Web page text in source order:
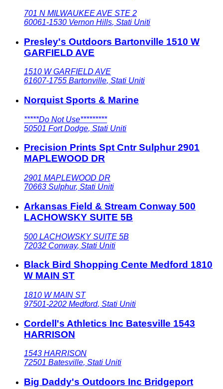
701 N MILWAUKEE AVE STE 2
60061-1530 Vernon Hills, Stati Uniti
Presley's Outdoors Bartonville 1510 W
GARFIELD AVE
1510 W GARFIELD AVE
61607-1755 Bartonville, Stati Uniti
Norquist Sports & Marine
*****Do Not Use*********
50501 Fort Dodge, Stati Uniti
Precision Prints Spt Cntr Sulphur 2901
MAPLEWOOD DR
2901 MAPLEWOOD DR
70663 Sulphur, Stati Uniti
Arkansas Field & Stream Conway 500
LACHOWSKY SUITE 5B
500 LACHOWSKY SUITE 5B
72032 Conway, Stati Uniti
Black Bird Shopping Cente Medford 1810
W MAIN ST
1810 W MAIN ST
97501-2202 Medford, Stati Uniti
Cordell's Athletics Inc Batesville 1543
HARRISON
1543 HARRISON
72501 Batesville, Stati Uniti
Big Daddy's Outdoors Inc Bridgeport